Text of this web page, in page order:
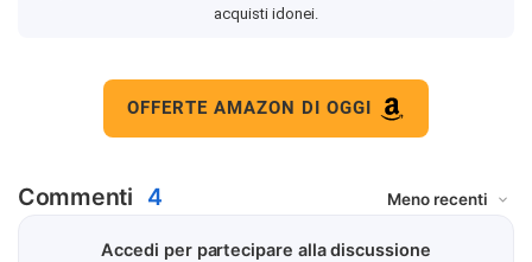
acquisti idonei.
OFFERTE AMAZON DI OGGI
Commenti 4
Accedi per partecipare alla discussione